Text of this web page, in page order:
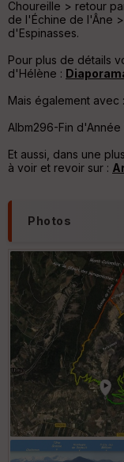
Choureille > retour
de l'Échine de l'Âne
d'Espinasses.
Pour plus de détails
d'Hélène :
Mais également avec :
Albm296-Fin d'Année
Et aussi, dans une
à voir et revoir sur :
Photos